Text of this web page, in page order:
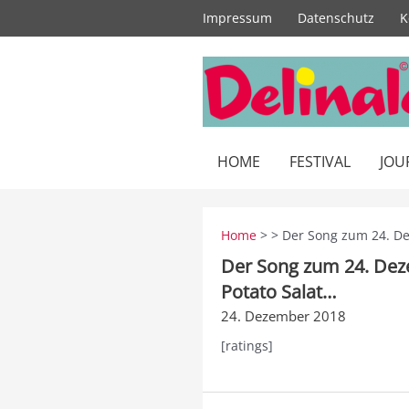
Impressum Datenschutz
HOME FESTIVAL
Home > > Der Song zum 24.
Der Song zum 24.
Potato Salat…
24. Dezember 2018
[ratings]